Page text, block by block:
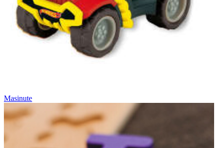
Masinute